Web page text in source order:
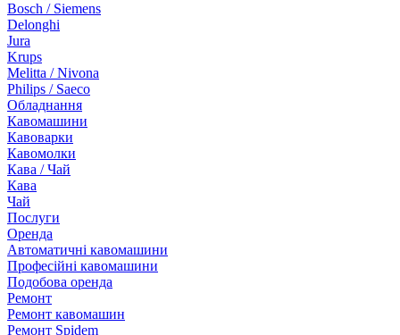
Bosch / Siemens
Delonghi
Jura
Krups
Melitta / Nivona
Philips / Saeco
Обладнання
Кавомашини
Кавоварки
Кавомолки
Кава / Чай
Кава
Чай
Послуги
Оренда
Автоматичні кавомашини
Професійні кавомашини
Подобова оренда
Ремонт
Ремонт кавомашин
Ремонт Spidem